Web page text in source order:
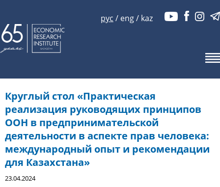
рус / eng/ kaz
Круглый стол «Практическая
реализация руководящих принципов
ООН в предпринимательской
деятельности в аспекте прав человека:
международный опыт и рекомендации
для Казахстана»
23.04.2024